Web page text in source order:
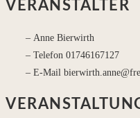
VERANSTALTER
Anne Bierwirth
Telefon 01746167127
E-Mail